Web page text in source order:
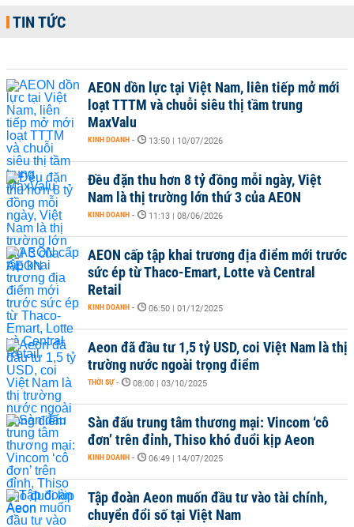
TIN TỨC
AEON dồn lực tại Việt Nam, liên tiếp mở mới
loạt TTTM và chuỗi siêu thị tầm trung
MaxValu
KINH DOANH - 13:50 | 10/07/2026
Đều đặn thu hơn 8 tỷ đồng mỗi ngày, Việt
Nam là thị trường lớn thứ 3 của AEON
KINH DOANH - 11:13 | 08/06/2026
AEON cấp tập khai trương địa điểm mới trước
sức ép từ Thaco-Emart, Lotte và Central
Retail
KINH DOANH - 06:50 | 01/12/2025
Aeon đã đầu tư 1,5 tỷ USD, coi Việt Nam là thị
trường nước ngoài trọng điểm
THỜI SỰ - 08:00 | 03/10/2025
Sàn đấu trung tâm thương mại: Vincom ‘cô
đơn’ trên đỉnh, Thiso khó đuổi kịp Aeon
KINH DOANH - 06:49 | 14/07/2025
Tập đoàn Aeon muốn đầu tư vào tài chính,
chuyển đổi số tại Việt Nam